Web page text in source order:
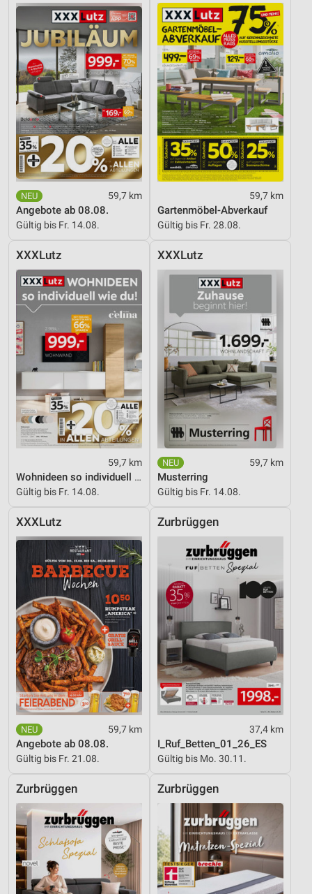
59,7 km
Angebote ab 08.08.
Gültig bis Fr. 14.08.
59,7 km
Gartenmöbel-Abverkauf
Gültig bis Fr. 28.08.
XXXLutz
59,7 km
Wohnideen so individuell wie du!
Gültig bis Fr. 14.08.
XXXLutz
59,7 km
Musterring
Gültig bis Fr. 14.08.
XXXLutz
59,7 km
Angebote ab 08.08.
Gültig bis Fr. 21.08.
Zurbrüggen
37,4 km
I_Ruf_Betten_01_26_ES
Gültig bis Mo. 30.11.
Zurbrüggen Zurbrüggen